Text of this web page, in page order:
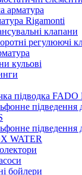
арматура
Rigamonti
клапани
регулюючі
кульові
підводка
підведення
підведення
WATER
бойлери